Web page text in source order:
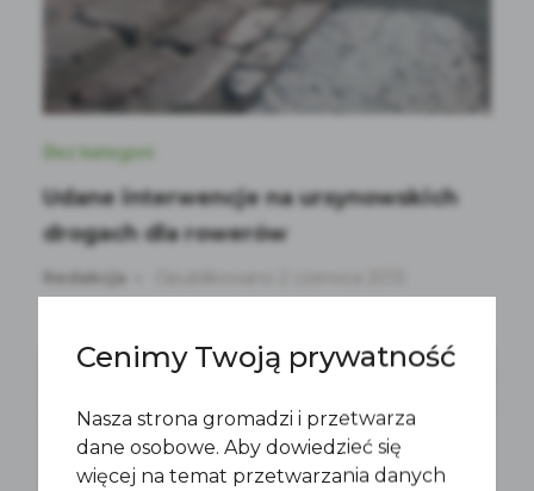
Bez kategorii
Udane interwencje na ursynowskich
drogach dla rowerów
Redakcja
Cenimy Twoją prywatność
Nasza strona gromadzi i przetwarza
dane osobowe. Aby dowiedzieć się
więcej na temat przetwarzania danych